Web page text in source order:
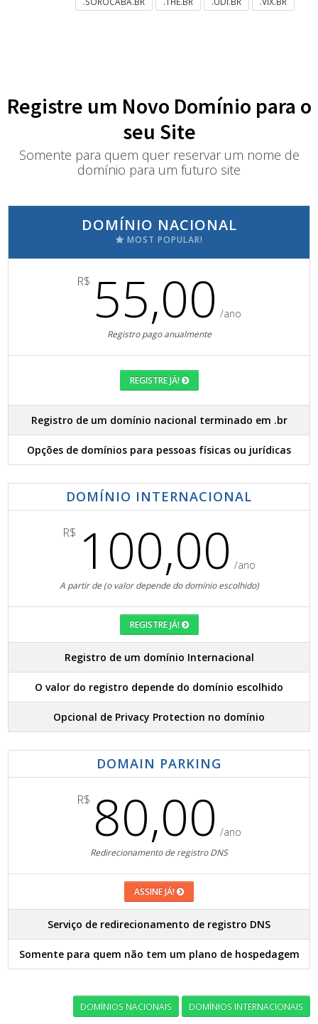
Registre um Novo Domínio para o
seu Site
Somente para quem quer reservar um nome de
domínio para um futuro site
DOMÍNIO NACIONAL
MOST POPULAR!
R$ 55,00 /ano
Registro pago anualmente
REGISTRE JÁ!
Registro de um domínio nacional terminado em .br
Opções de domínios para pessoas físicas ou jurídicas
DOMÍNIO INTERNACIONAL
R$ 100,00 /ano
A partir de (o valor depende do domínio escolhido)
REGISTRE JÁ!
Registro de um domínio Internacional
O valor do registro depende do domínio escolhido
Opcional de Privacy Protection no domínio
DOMAIN PARKING
R$ 80,00 /ano
Redirecionamento de registro DNS
ASSINE JÁ!
Serviço de redirecionamento de registro DNS
Somente para quem não tem um plano de hospedagem
DOMÍNIOS NACIONAIS DOMÍNIOS INTERNACIONAIS